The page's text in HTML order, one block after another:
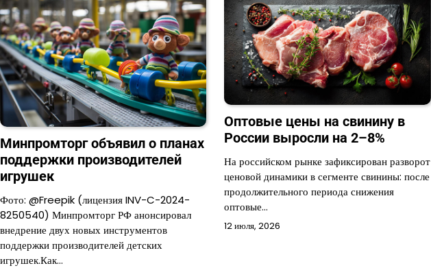
Минпромторг объявил о планах
поддержки производителей
игрушек
Фото: @Freepik (лицензия INV-C-2024-
8250540) Минпромторг РФ анонсировал
внедрение двух новых инструментов
поддержки производителей детских
игрушек.Как…
Оптовые цены на свинину в
России выросли на 2–8%
На российском рынке зафиксирован разворот
ценовой динамики в сегменте свинины: после
продолжительного периода снижения
оптовые…
12 июля, 2026